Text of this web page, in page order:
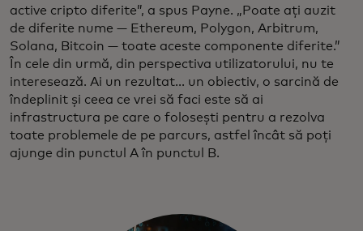
active cripto diferite”, a spus Payne. „Poate ați auzit
de diferite nume — Ethereum, Polygon, Arbitrum,
Solana, Bitcoin — toate aceste componente diferite.”
În cele din urmă, din perspectiva utilizatorului, nu te
interesează. Ai un rezultat... un obiectiv, o sarcină de
îndeplinit și ceea ce vrei să faci este să ai
infrastructura pe care o folosești pentru a rezolva
toate problemele de pe parcurs, astfel încât să poți
ajunge din punctul A în punctul B.